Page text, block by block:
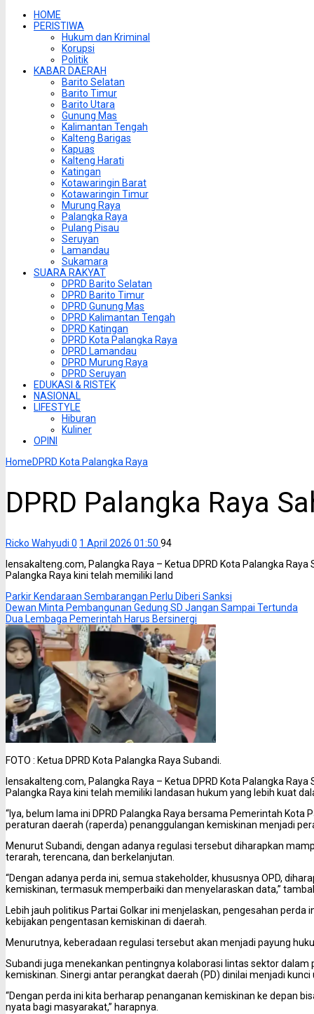
HOME
PERISTIWA
Hukum dan Kriminal
Korupsi
Politik
KABAR DAERAH
Barito Selatan
Barito Timur
Barito Utara
Gunung Mas
Kalimantan Tengah
Kalteng Barigas
Kapuas
Kalteng Harati
Katingan
Kotawaringin Barat
Kotawaringin Timur
Murung Raya
Palangka Raya
Pulang Pisau
Seruyan
Lamandau
Sukamara
SUARA RAKYAT
DPRD Barito Selatan
DPRD Barito Timur
DPRD Gunung Mas
DPRD Kalimantan Tengah
DPRD Katingan
DPRD Kota Palangka Raya
DPRD Lamandau
DPRD Murung Raya
DPRD Seruyan
EDUKASI & RISTEK
NASIONAL
LIFESTYLE
Hiburan
Kuliner
OPINI
HomeDPRD Kota Palangka Raya
DPRD Palangka Raya
Ricko Wahyudi 0 1 April 2026 01:50 94
lensakalteng.com, Palangka Raya – Ketua DPRD Kota Palangka
Palangka Raya kini telah memiliki land
Parkir Kendaraan Sembarangan Perlu Diberi Sanksi
Dewan Minta Pembangunan Gedung SD Jangan Sampai Tertunda
Dua Lembaga Pemerintah Harus Bersinergi
FOTO : Ketua DPRD Kota Palangka Raya Subandi.
lensakalteng.com, Palangka Raya – Ketua DPRD Kota Palangka
Palangka Raya kini telah memiliki landasan hukum yang lebih kuat
“Iya, belum lama ini DPRD Palangka Raya bersama Pemerintah
peraturan daerah (raperda) penanggulangan kemiskinan menjadi
Menurut Subandi, dengan adanya regulasi tersebut diharapkan
terarah, terencana, dan berkelanjutan.
“Dengan adanya perda ini, semua stakeholder, khususnya OPD,
kemiskinan, termasuk memperbaiki dan menyelaraskan data,”
Lebih jauh politikus Partai Golkar ini menjelaskan, pengesahan
kebijakan pengentasan kemiskinan di daerah.
Menurutnya, keberadaan regulasi tersebut akan menjadi payung
Subandi juga menekankan pentingnya kolaborasi lintas sektor
kemiskinan. Sinergi antar perangkat daerah (PD) dinilai menjadi
“Dengan perda ini kita berharap penanganan kemiskinan ke depan
nyata bagi masyarakat,” harapnya.